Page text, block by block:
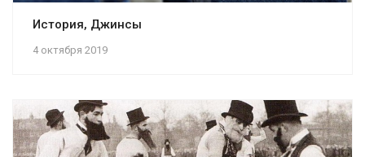
4 октября 2019
История, Джинсы